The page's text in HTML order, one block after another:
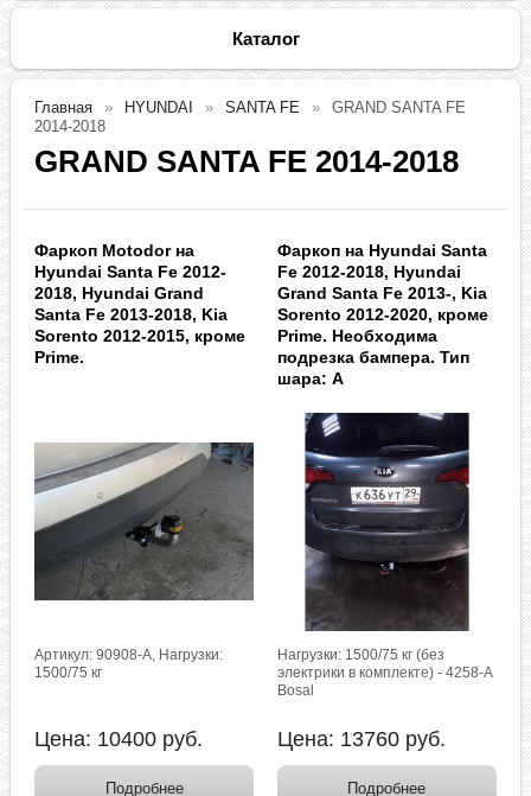
Каталог
Главная HYUNDAI SANTA FE
GRAND SANTA FE
2014-2018
GRAND SANTA FE 2014-2018
Фаркоп Motodor на
Hyundai Santa Fe 2012-
2018, Hyundai Grand
Santa Fe 2013-2018, Kia
Sorento 2012-2015, кроме
Prime.
Артикул: 90908-A, Нагрузки:
1500/75 кг
Цена: 10400 руб.
Подробнее
Фаркоп на Hyundai Santa
Fe 2012-2018, Hyundai
Grand Santa Fe 2013-, Kia
Sorento 2012-2020, кроме
Prime. Необходима
подрезка бампера. Тип
шара: A
Нагрузки: 1500/75 кг (без
электрики в комплекте) - 4258-A
Bosal
Цена: 13760 руб.
Подробнее